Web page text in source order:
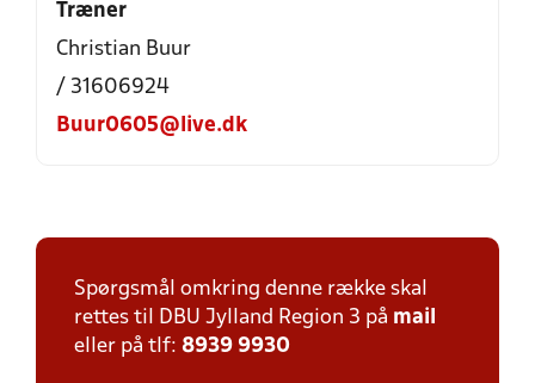
Træner
Christian Buur
/ 31606924
Buur0605@live.dk
Spørgsmål omkring denne række skal
rettes til DBU Jylland Region 3 på mail
eller på tlf: 8939 9930